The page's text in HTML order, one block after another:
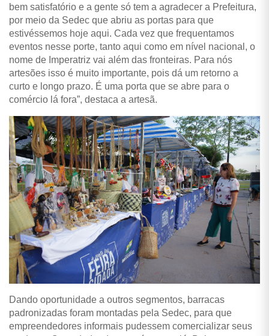
bem satisfatório e a gente só tem a agradecer a Prefeitura,
por meio da Sedec que abriu as portas para que
estivéssemos hoje aqui. Cada vez que frequentamos
eventos nesse porte, tanto aqui como em nível nacional, o
nome de Imperatriz vai além das fronteiras. Para nós
artesões isso é muito importante, pois dá um retorno a
curto e longo prazo. É uma porta que se abre para o
comércio lá fora”, destaca a artesã.
Dando oportunidade a outros segmentos, barracas
padronizadas foram montadas pela Sedec, para que
empreendedores informais pudessem comercializar seus